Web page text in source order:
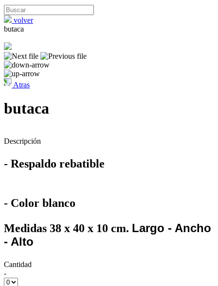
volver
butaca
Atras
butaca
Descripción
- Respaldo rebatible
- Color blanco
Medidas 38 x 40 x 10 cm. Largo - Ancho
- Alto
Cantidad
-